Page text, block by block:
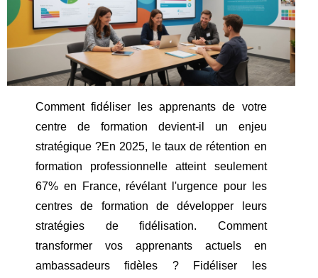
Comment fidéliser les apprenants de votre
centre de formation devient-il un enjeu
stratégique ?En 2025, le taux de rétention en
formation professionnelle atteint seulement
67% en France, révélant l'urgence pour les
centres de formation de développer leurs
stratégies de fidélisation. Comment
transformer vos apprenants actuels en
ambassadeurs fidèles ? Fidéliser les